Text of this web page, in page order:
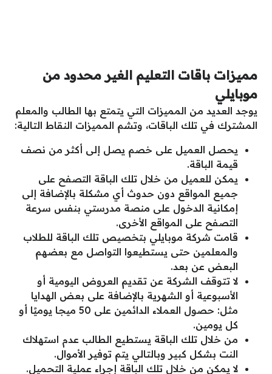
مميزات باقات التعليم الغير محدود من
موبايلي
يوجد العديد من المميزات التي يتمتع بها الطالب والمعلم
المشترك في تلك الباقات، وتشم المميزات النقاط التالية:
يحصل العميل على خصم يصل إلى أكثر من نصف
قيمة الباقة.
يمكن للعميل من خلال تلك الباقة التصفح على
جميع المواقع دون حدوث أي مشكلة بالإضافة إلى
إمكانية الدخول على منصة مدرستي بنفس سرعة
التصفح على المواقع الأخرى.
قامت شركة موبايلي بتخصيص تلك الباقة للطلاب
والمعلمين حتى يستطيعوا التواصل مع بعضهم
البعض عن بعد.
لا تتوقف الشركة عن تقديم العروض اليومية أو
الأسبوعية أو الشهرية بالإضافة على بعض الهدايا
مثل: حصول العملاء الدائمين على 50 ميجا يوميًا أو
كل يومين.
من خلال تلك الباقة يستطيع الطالب عدم استهلاك
النت بشكل كبير وبالتالي يتم توفير الأموال.
لا يمكن من خلال تلك الباقة إجراء عملية التحميل.